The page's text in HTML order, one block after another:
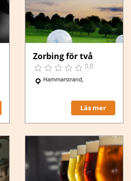
Zorbing för två
0,0
Hammarstrand,
Läs mer